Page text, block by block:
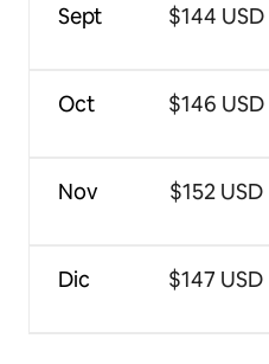
Sept
Oct
Nov
Dic
$144 USD
$146 USD
$152 USD
$147 USD